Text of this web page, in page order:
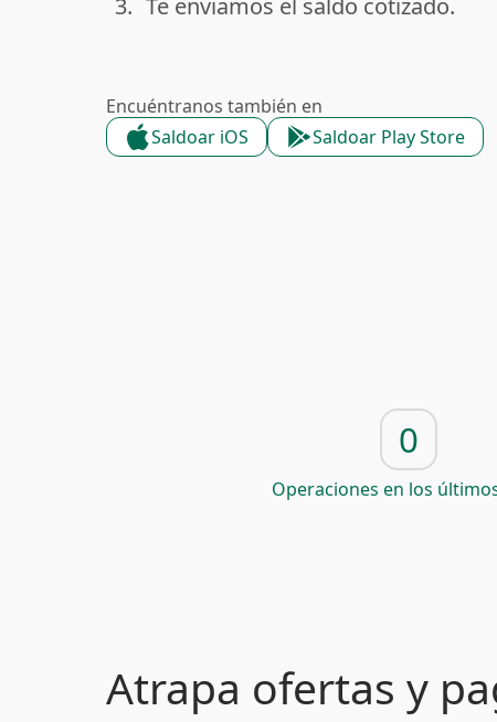
done
3. Te enviamos el saldo cotizado.
Encuéntranos también en
Saldoar iOS
Saldoar Play Store
0
Operaciones en los
Atrapa ofertas y